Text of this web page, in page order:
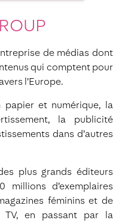
de médias dont
qui comptent pour
l’Europe.
papier et numérique, la
la publicité
dans d’autres
plus grands éditeurs
millions d’exemplaires
féminins et de
TV, en passant par la